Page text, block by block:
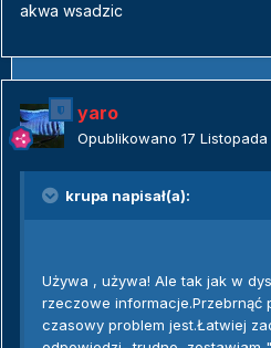
akwa wsadzic
yaro
Opublikowano 17
krupa napisał(a):
Używa , używa! Ale tak jak w
rzeczowe informacje.Przebrnąć
czasowy problem jest.Łatwiej